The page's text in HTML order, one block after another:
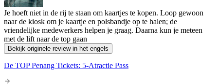
Je hoeft niet in de rij te staan om kaartjes te kopen. Loop gewoon
naar de kiosk om je kaartje en polsbandje op te halen; de
vriendelijke medewerkers helpen je graag. Daarna kun je meteen
met de lift naar de top gaan
Bekijk originele review in het engels
De TOP Penang Tickets: 5-Atractie Pass